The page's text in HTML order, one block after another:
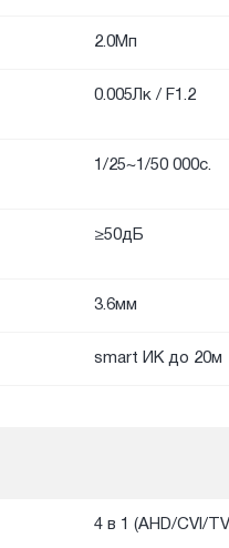
2.0Мп
0.005Лк / F1.2
1/25~1/50 000с.
≥50дБ
3.6мм
smart ИК до 20м
4 в 1 (AHD/CVI/